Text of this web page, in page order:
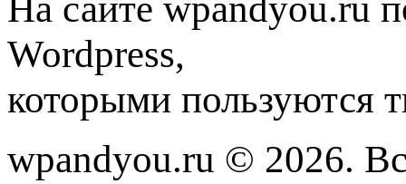
Wordpress,
которыми пользуются
wpandyou.ru © 2026.